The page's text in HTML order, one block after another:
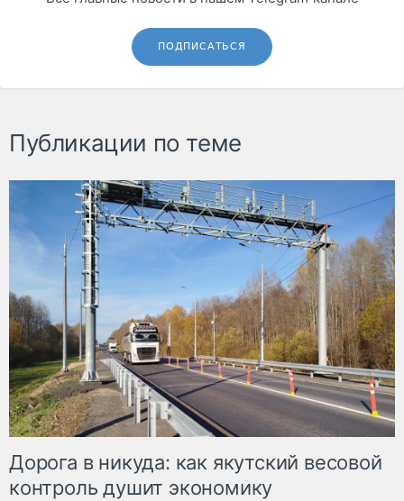
ПОДПИСАТЬСЯ
Публикации по теме
Дорога в никуда: как якутский весовой
контроль душит экономику